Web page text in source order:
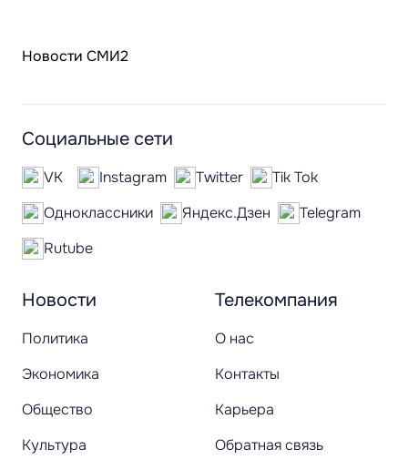
Новости СМИ2
Новости
Политика
Экономика
Общество
Культура
Телекомпания
О нас
Контакты
Карьера
Обратная связь
Социальные сети
VK Instagram Twitter
Tik Tok
Одноклассники
Яндекс.Дзен
Telegram
Rutube